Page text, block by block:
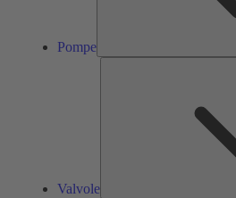
Pompe
Valvole